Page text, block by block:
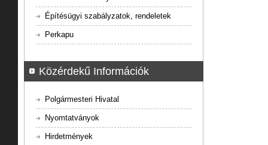
Építésügyi szabályzatok, rendeletek
Perkapu
Közérdekű Információk
Polgármesteri Hivatal
Nyomtatványok
Hirdetmények